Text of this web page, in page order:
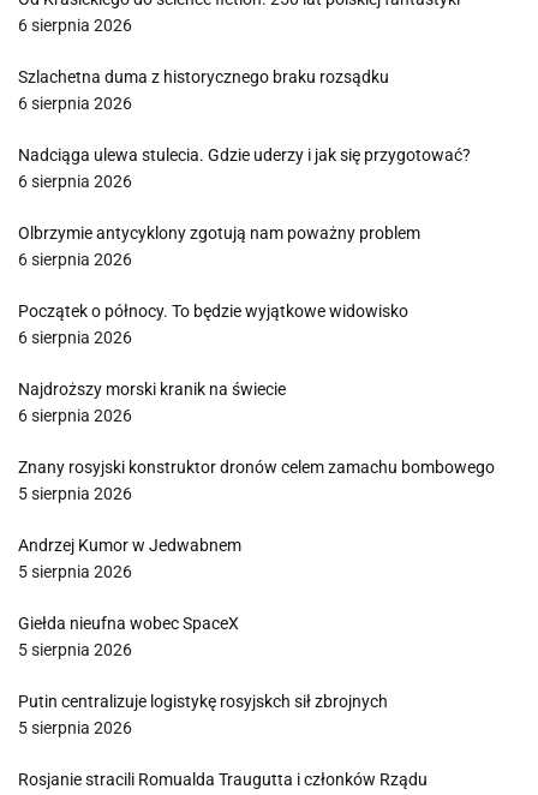
6 sierpnia 2026
Szlachetna duma z historycznego braku rozsądku
6 sierpnia 2026
Nadciąga ulewa stulecia. Gdzie uderzy i jak się przygotować?
6 sierpnia 2026
Olbrzymie antycyklony zgotują nam poważny problem
6 sierpnia 2026
Początek o północy. To będzie wyjątkowe widowisko
6 sierpnia 2026
Najdroższy morski kranik na świecie
6 sierpnia 2026
Znany rosyjski konstruktor dronów celem zamachu bombowego
5 sierpnia 2026
Andrzej Kumor w Jedwabnem
5 sierpnia 2026
Giełda nieufna wobec SpaceX
5 sierpnia 2026
Putin centralizuje logistykę rosyjskch sił zbrojnych
5 sierpnia 2026
Rosjanie stracili Romualda Traugutta i członków Rządu